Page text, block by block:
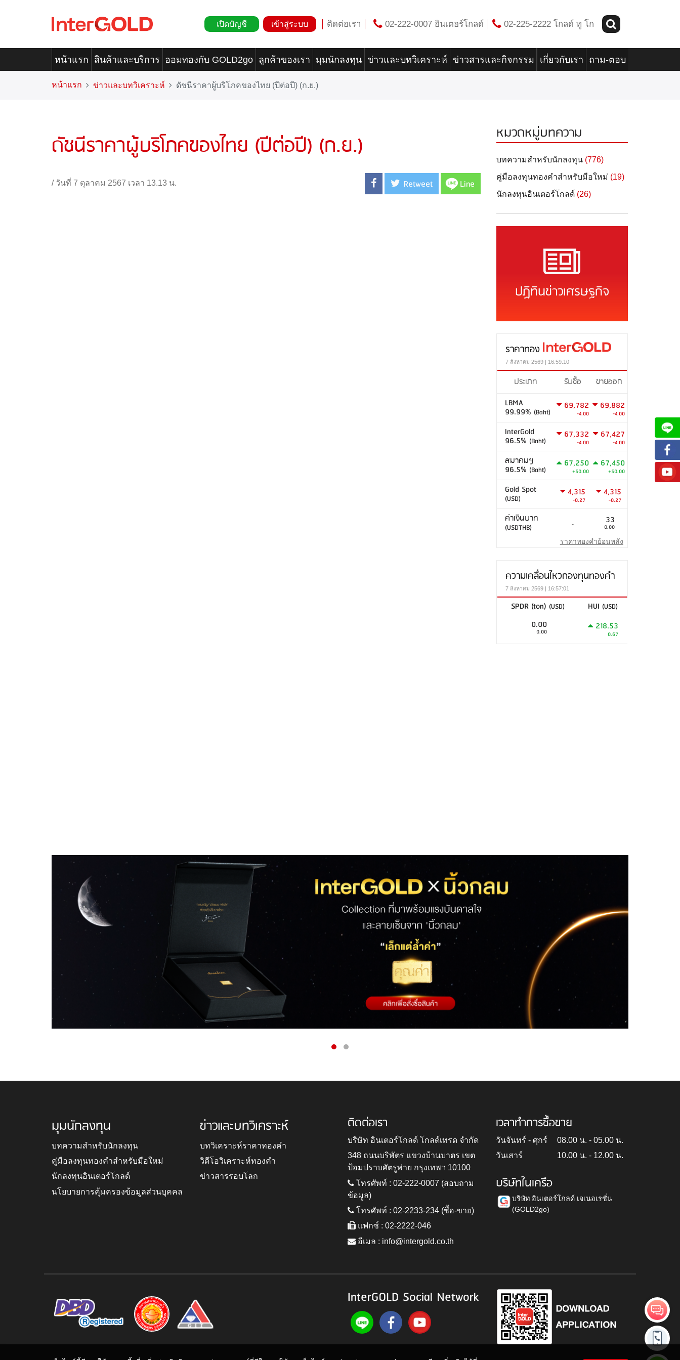
เปิดบัญชี เข้าสู่ระบบ ติดต่อเรา 02-222-0007 อินเตอร์โกลด์ 02-225-2222 โกลด์ ทู โก
หน้าแรก สินค้าและบริการ ออมทองกับ GOLD2go ลูกค้าของเรา มุมนักลงทุน ข่าวและบทวิเคราะห์ ข่าวสารและกิจกรรม เกี่ยวกับเรา ถาม-ตอบ
หน้าแรก ข่าวและบทวิเคราะห์ ดัชนีราคาผู้บริโภคของไทย (ปีต่อปี) (ก.ย.)
ดัชนีราคาผู้บริโภคของไทย (ปีต่อปี) (ก.ย.)
/ วันที่ 7 ตุลาคม 2567 เวลา 13.13 น. Retweet Line
หมวดหมู่บทความ
บทความสำหรับนักลงทุน (776)
คู่มือลงทุนทองคำสำหรับมือใหม่ (19)
นักลงทุนอินเตอร์โกลด์ (26)
ปฏิทินข่าวเศรษฐกิจ
ราคาทอง
7 สิงหาคม 2569 | 16:59:10
ประเภท รับซื้อ
ขายออก
LBMA
99.99% (Baht)
69,782
-4.00
69,882
-4.00
InterGold
96.5% (Baht)
67,332
-4.00
67,427
-4.00
สมาคมฯ
96.5% (Baht)
67,250
+50.00
67,450
+50.00
Gold Spot
(USD)
4,315
-0.27
4,315
-0.27
ค่าเงินบาท
(USDTHB) - 33
0.00
ราคาทองคำย้อนหลัง
ความเคลื่อนไหวกองทุนทองคำ
7 สิงหาคม 2569 | 16:57:01
SPDR (ton) (USD) HUI (USD)
0.00
0.00 218.53
0.67
มุมนักลงทุน
บทความสำหรับนักลงทุน
คู่มือลงทุนทองคำสำหรับมือใหม่
นักลงทุนอินเตอร์โกลด์
นโยบายการคุ้มครองข้อมูลส่วนบุคคล
ข่าวและบทวิเคราะห์
บทวิเคราะห์ราคาทองคำ
วิดีโอวิเคราะห์ทองคำ
ข่าวสารรอบโลก
ติดต่อเรา
บริษัท อินเตอร์โกลด์ โกลด์เทรด จำกัด
348 ถนนบริพัตร แขวงบ้านบาตร เขต
ป้อมปราบศัตรูพ่าย กรุงเทพฯ 10100
โทรศัพท์ : 02-222-0007 (สอบถาม
ข้อมูล)
โทรศัพท์ : 02-2233-234 (ซื้อ-ขาย)
แฟกซ์ : 02-2222-046
อีเมล : info@intergold.co.th
เวลาทำการซื้อขาย
วันจันทร์ - ศุกร์
08.00 น. - 05.00 น.
วันเสาร์
10.00 น. - 12.00 น.
บริษัทในเครือ
บริษัท อินเตอร์โกลด์ เจเนอเรชั่น
(GOLD2go)
InterGOLD Social Network